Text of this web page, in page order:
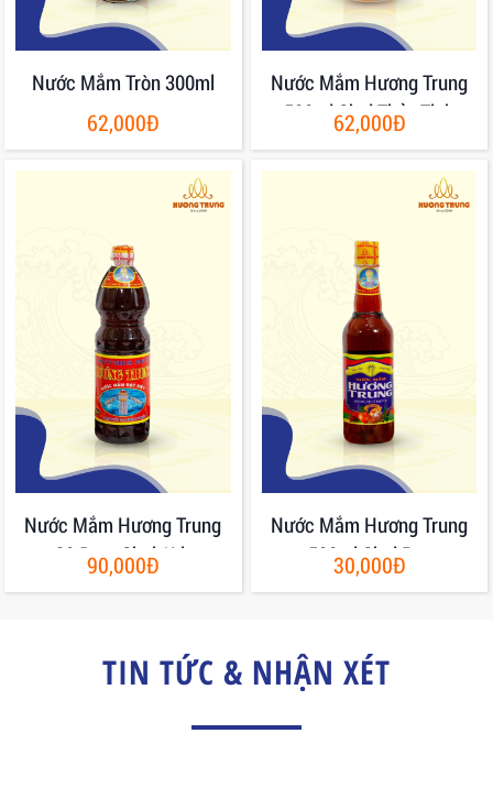
Nước Mắm Tròn 300ml
62,000Đ
Nước Mắm Hương Trung
500ml Chai Thủy Tinh
62,000Đ
Nước Mắm Hương Trung
30 Đạm Chai 1Lit
90,000Đ
Nước Mắm Hương Trung
500ml Chai Pet
30,000Đ
TIN TỨC & NHẬN XÉT